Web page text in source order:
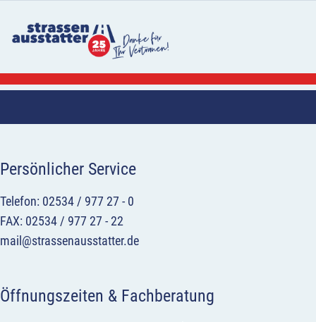
Persönlicher Service
Telefon: 02534 / 977 27 - 0
FAX: 02534 / 977 27 - 22
mail@strassenausstatter.de
Öffnungszeiten & Fachberatung